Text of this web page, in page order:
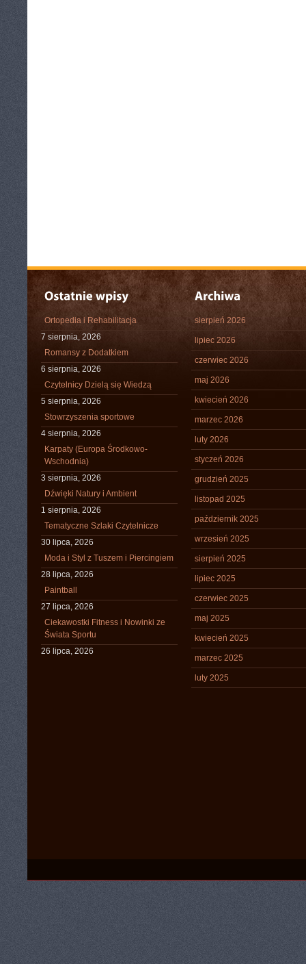
Ortopedia i Rehabilitacja
7 sierpnia, 2026
Romansy z Dodatkiem
6 sierpnia, 2026
Czytelnicy Dzielą się Wiedzą
5 sierpnia, 2026
Stowrzyszenia sportowe
4 sierpnia, 2026
Karpaty (Europa Środkowo-
Wschodnia)
3 sierpnia, 2026
Dźwięki Natury i Ambient
1 sierpnia, 2026
Tematyczne Szlaki Czytelnicze
30 lipca, 2026
Moda i Styl z Tuszem i Piercingiem
28 lipca, 2026
Paintball
27 lipca, 2026
Ciekawostki Fitness i Nowinki ze
Świata Sportu
26 lipca, 2026
sierpień 2026
lipiec 2026
czerwiec 2026
maj 2026
kwiecień 2026
marzec 2026
luty 2026
styczeń 2026
grudzień 2025
listopad 2025
październik 2025
wrzesień 2025
sierpień 2025
lipiec 2025
czerwiec 2025
maj 2025
kwiecień 2025
marzec 2025
luty 2025